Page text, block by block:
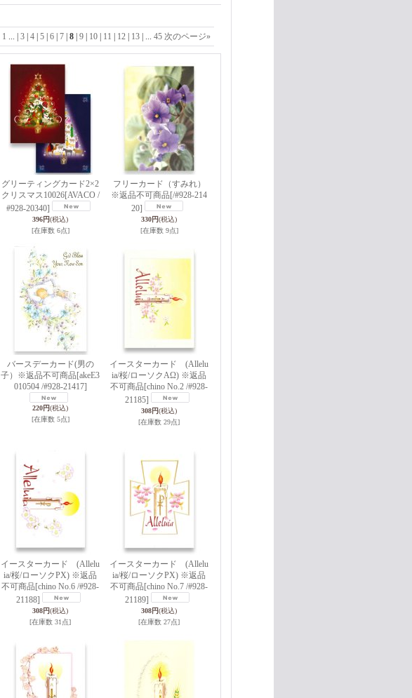
1 ... 3 4 5 6 7 8 9 10 11 12 13 ... 45 次のページ»
グリーティングカード2×2
クリスマス10026[AVACO /
#928-20340]
396円(税込)
[在庫数 6点]
フリーカード（すみれ）
※返品不可商品 [/#928-214
20]
330円(税込)
[在庫数 9点]
バースデーカード(男の
子）※返品不可商品 [akeE3
010504 /#928-21417]
220円(税込)
[在庫数 5点]
イースターカード (Allelu
ia/桜/ローソクAΩ) ※返品
不可商品 [chino No.2 /#928-
21185]
308円(税込)
[在庫数 29点]
イースターカード (Allelu
ia/桜/ローソクPX) ※返品
不可商品 [chino No.6 /#928-
21188]
308円(税込)
[在庫数 31点]
イースターカード (Allelu
ia/桜/ローソクPX) ※返品
不可商品 [chino No.7 /#928-
21189]
308円(税込)
[在庫数 27点]